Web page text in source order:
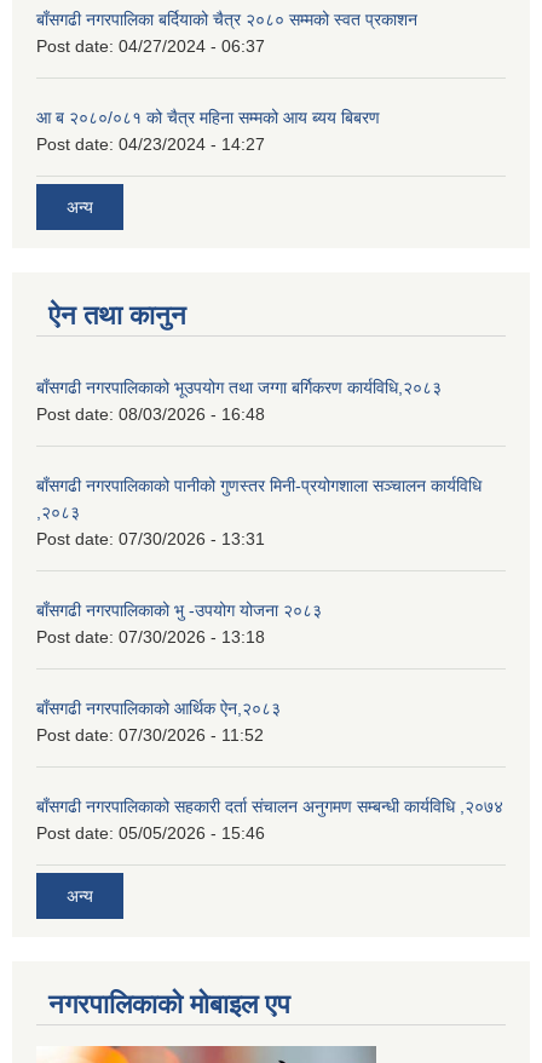
बाँसगढी नगरपालिका बर्दियाको चैत्र २०८० सम्मको स्वत प्रकाशन
Post date: 04/27/2024 - 06:37
आ ब २०८०/०८१ को चैत्र महिना सम्मको आय ब्यय बिबरण
Post date: 04/23/2024 - 14:27
अन्य
ऐन तथा कानुन
बाँसगढी नगरपालिकाको भूउपयोग तथा जग्गा बर्गिकरण कार्यविधि,२०८३
Post date: 08/03/2026 - 16:48
बाँसगढी नगरपालिकाको पानीको गुणस्तर मिनी-प्रयोगशाला सञ्चालन कार्यविधि
,२०८३
Post date: 07/30/2026 - 13:31
बाँसगढी नगरपालिकाको भु -उपयोग योजना २०८३
Post date: 07/30/2026 - 13:18
बाँसगढी नगरपालिकाको आर्थिक ऐन,२०८३
Post date: 07/30/2026 - 11:52
बाँसगढी नगरपालिकाको सहकारी दर्ता संचालन अनुगमण सम्बन्धी कार्यविधि ,२०७४
Post date: 05/05/2026 - 15:46
अन्य
नगरपालिकाकाे माेबाइल एप